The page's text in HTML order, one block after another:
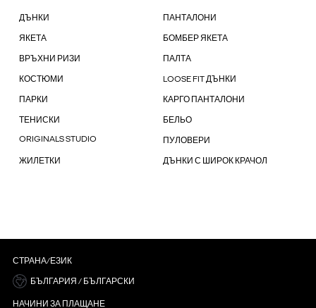
ДЪНКИ ПАНТАЛОНИ
ЯКЕТА БОМБЕР ЯКЕТА
ВРЪХНИ РИЗИ ПАЛТА
КОСТЮМИ LOOSE FIT ДЪНКИ
ПАРКИ КАРГО ПАНТАЛОНИ
ТЕНИСКИ БЕЛЬО
ORIGINALS STUDIO ПУЛОВЕРИ
ЖИЛЕТКИ ДЪНКИ С ШИРОК КРАЧОЛ
СТРАНА/ЕЗИК
БЪЛГАРИЯ / БЪЛГАРСКИ
НАЧИНИ ЗА ПЛАЩАНЕ